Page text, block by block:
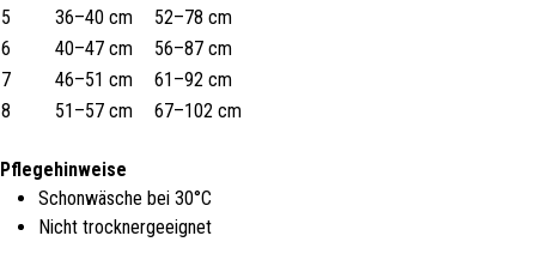
5
36–40 cm
52–78 cm
6
40–47 cm
56–87 cm
7
46–51 cm
61–92 cm
8
51–57 cm 67–102 cm
Pflegehinweise
Schonwäsche bei 30°C
Nicht trocknergeeignet